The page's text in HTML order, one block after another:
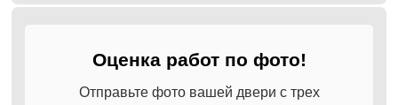
Оценка работ по фото!
Отправьте фото вашей двери с трех